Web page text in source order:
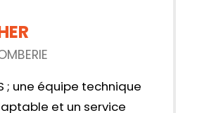
; une équipe technique
et un service